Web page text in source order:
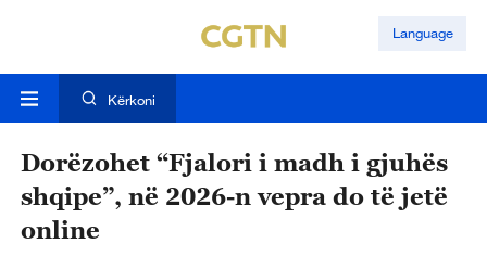
Language
Kërkoni
Dorëzohet “Fjalori i madh i gjuhës
shqipe”, në 2026-n vepra do të jetë
online